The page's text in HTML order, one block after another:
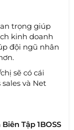
trọng giúp
kinh doanh
đội ngũ nhân
sẽ có cái
và Net
Biên Tập 1BOSS